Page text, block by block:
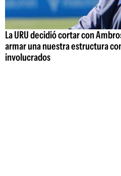
La URU decidió cortar con
armar una nuestra estructura
involucrados